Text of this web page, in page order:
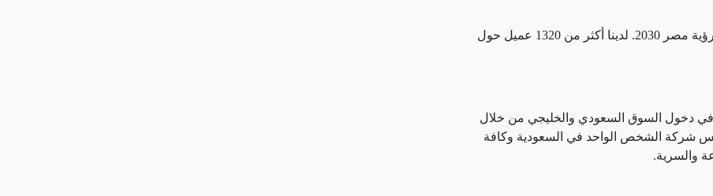
نعمل وفق رؤية المملكة 2030، رؤية عمان 2040، ورؤية مصر 2030. لدينا أكثر من 1320 عميل حول
دخول السوق السعودي والخليجي من خلال
شركة الشخص الواحد في السعودية وكافة
والسرية.